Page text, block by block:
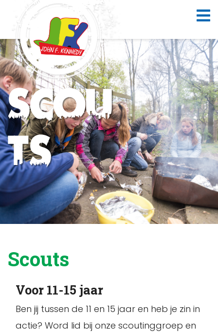
Scou
ts
Scouts
Voor 11-15 jaar
Ben jij tussen de 11 en 15 jaar en heb je zin in
actie? Word lid bij onze scoutinggroep en